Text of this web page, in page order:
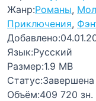
Жанр:Романы,
Приключения,
Добавлено:
Язык:Русский
Размер:1.9 MB
Статус:Завершена
Объём:409 720